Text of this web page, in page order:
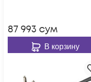
87 993 сум
В корзину